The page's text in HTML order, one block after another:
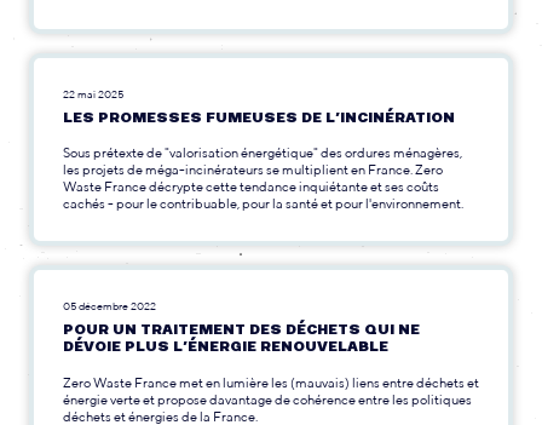
22 mai 2025
LES PROMESSES FUMEUSES DE L’INCINÉRATION
Sous prétexte de "valorisation énergétique" des ordures ménagères,
les projets de méga-incinérateurs se multiplient en France. Zero
Waste France décrypte cette tendance inquiétante et ses coûts
cachés - pour le contribuable, pour la santé et pour l'environnement.
05 décembre 2022
POUR UN TRAITEMENT DES DÉCHETS QUI NE
DÉVOIE PLUS L’ÉNERGIE RENOUVELABLE
Zero Waste France met en lumière les (mauvais) liens entre déchets et
énergie verte et propose davantage de cohérence entre les politiques
déchets et énergies de la France.